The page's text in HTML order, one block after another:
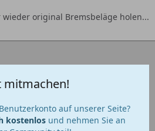
original Bremsbeläge holen...
mitmachen!
auf unserer Seite?
kostenlosund nehmen Sie an